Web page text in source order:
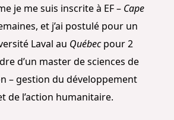
je me suis inscrite à EF – Cape
et j’ai postulé pour un
Laval au Québecpour 2
d’un master de sciences de
– gestion du développement
de l’action humanitaire.